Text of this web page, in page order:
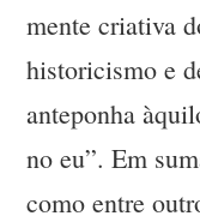
mente criativa
historicismo e
anteponha
no eu”. Em
como entre